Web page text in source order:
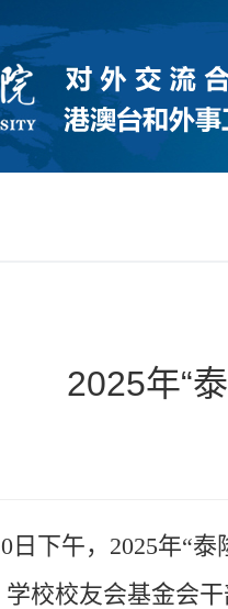
2025年“
日下午，2025年“
校校友会基金会